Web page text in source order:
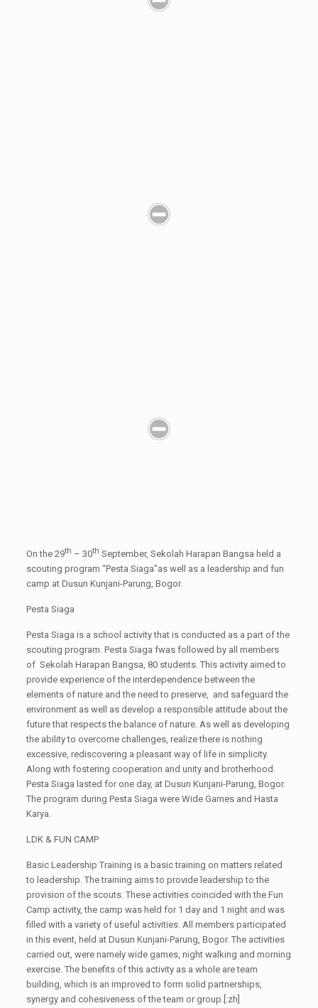
On the 29th – 30th September, Sekolah Harapan Bangsa held a
scouting program “Pesta Siaga”as well as a leadership and fun
camp at Dusun Kunjani-Parung, Bogor.
Pesta Siaga
Pesta Siaga is a school activity that is conducted as a part of the
scouting program. Pesta Siaga fwas followed by all members
of Sekolah Harapan Bangsa, 80 students. This activity aimed to
provide experience of the interdependence between the
elements of nature and the need to preserve, and safeguard the
environment as well as develop a responsible attitude about the
future that respects the balance of nature. As well as developing
the ability to overcome challenges, realize there is nothing
excessive, rediscovering a pleasant way of life in simplicity.
Along with fostering cooperation and unity and brotherhood.
Pesta Siaga lasted for one day, at Dusun Kunjani-Parung, Bogor.
The program during Pesta Siaga were Wide Games and Hasta
Karya.
LDK & FUN CAMP
Basic Leadership Training is a basic training on matters related
to leadership. The training aims to provide leadership to the
provision of the scouts. These activities coincided with the Fun
Camp activity, the camp was held for 1 day and 1 night and was
filled with a variety of useful activities. All members participated
in this event, held at Dusun Kunjani-Parung, Bogor. The activities
carried out, were namely wide games, night walking and morning
exercise. The benefits of this activity as a whole are team
building, which is an improved to form solid partnerships,
synergy and cohesiveness of the team or group.[:zh]